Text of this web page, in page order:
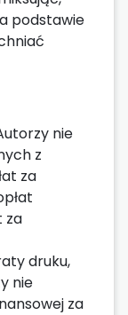
podstawie
nie
z
za
za
druku,
nie
za